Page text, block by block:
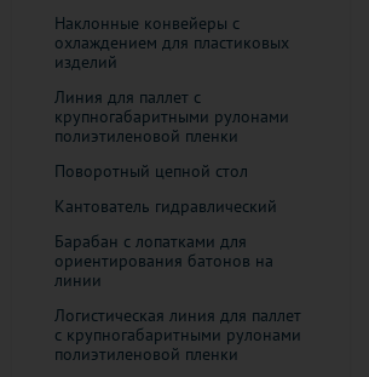
Наклонные конвейеры с
охлаждением для пластиковых
изделий
Линия для паллет с
крупногабаритными рулонами
полиэтиленовой пленки
Поворотный цепной стол
Кантователь гидравлический
Барабан с лопатками для
ориентирования батонов на
линии
Логистическая линия для паллет
с крупногабаритными рулонами
полиэтиленовой пленки